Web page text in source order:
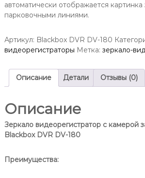
автоматически отображается
парковочными линиями.
Артикул: Blackbox DVR DV-180
видеорегистраторы Метка: зеркало-
Описание Детали Отзывы (0)
Описание
Зеркало видеорегистратор с камерой
Blackbox DVR DV-180
Преимущества: